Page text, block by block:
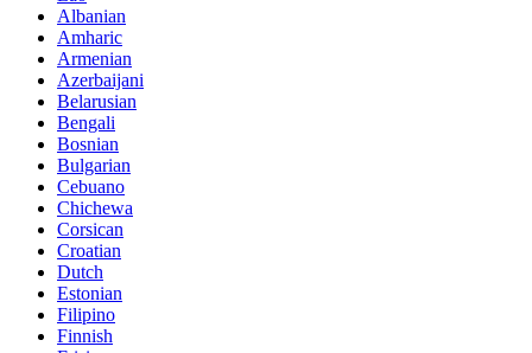
Albanian
Amharic
Armenian
Azerbaijani
Belarusian
Bengali
Bosnian
Bulgarian
Cebuano
Chichewa
Corsican
Croatian
Dutch
Estonian
Filipino
Finnish